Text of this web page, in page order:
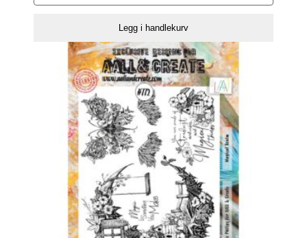
Caffeinated
Legg i handlekurv